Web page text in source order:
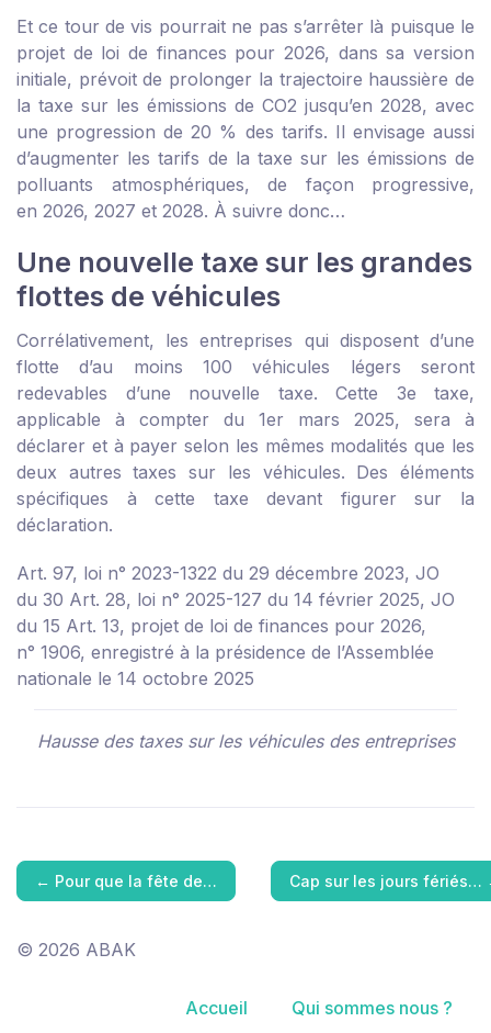
Et ce tour de vis pourrait ne pas s’arrêter là puisque le
projet de loi de finances pour 2026, dans sa version
initiale, prévoit de prolonger la trajectoire haussière de
la taxe sur les émissions de CO2 jusqu’en 2028, avec
une progression de 20 % des tarifs. Il envisage aussi
d’augmenter les tarifs de la taxe sur les émissions de
polluants atmosphériques, de façon progressive,
en 2026, 2027 et 2028. À suivre donc…
Une nouvelle taxe sur les grandes
flottes de véhicules
Corrélativement, les entreprises qui disposent d’une
flotte d’au moins 100 véhicules légers seront
redevables d’une nouvelle taxe. Cette 3e taxe,
applicable à compter du 1er mars 2025, sera à
déclarer et à payer selon les mêmes modalités que les
deux autres taxes sur les véhicules. Des éléments
spécifiques à cette taxe devant figurer sur la
déclaration.
Art. 97, loi n° 2023-1322 du 29 décembre 2023, JO
du 30 Art. 28, loi n° 2025-127 du 14 février 2025, JO
du 15 Art. 13, projet de loi de finances pour 2026,
n° 1906, enregistré à la présidence de l’Assemblée
nationale le 14 octobre 2025
Hausse des taxes sur les véhicules des entreprises
← Pour que la fête de… Cap sur les jours fériés…
© 2026 ABAK
Accueil Qui sommes nous ?